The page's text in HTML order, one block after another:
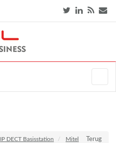
Terug
IP DECT Basisstation Mitel